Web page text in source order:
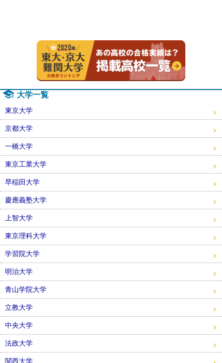
大学一覧
東京大学
京都大学
一橋大学
東京工業大学
早稲田大学
慶應義塾大学
上智大学
東京理科大学
学習院大学
明治大学
青山学院大学
立教大学
中央大学
法政大学
関西大学